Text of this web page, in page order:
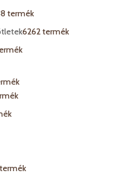
8 termék
6262 termék